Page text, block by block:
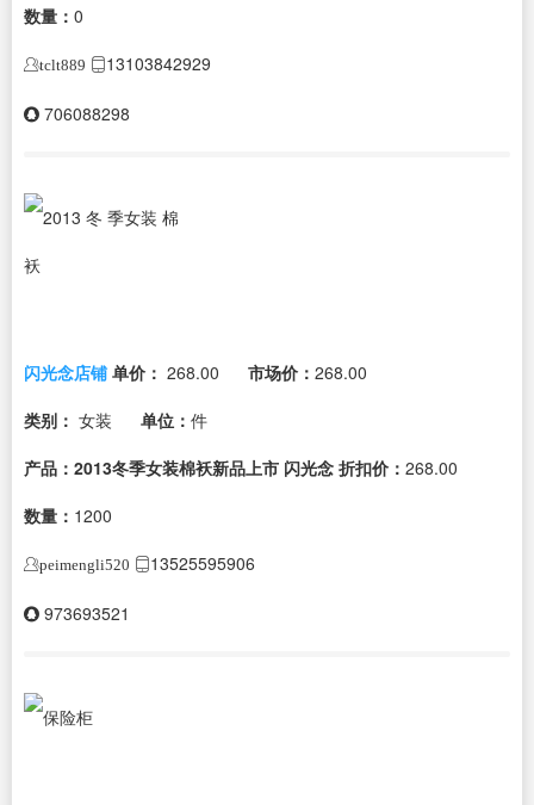
数量： 0
tclt889 13103842929
706088298
闪光念店铺 单价： 268.00 市场价： 268.00
类别： 女装 单位： 件
产品：2013冬季女装棉袄新品上市 闪光念 折扣价： 268.00
数量： 1200
peimengli520 13525595906
973693521